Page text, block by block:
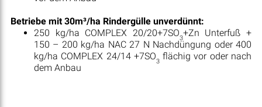
Betriebe mit 30m³/ha Rindergülle unverdünnt:
250 kg/ha COMPLEX 20/20+7SO3+Zn Unterfuß +
150 – 200 kg/ha NAC 27 N Nachdüngung oder 400
kg/ha COMPLEX 24/14 +7SO3 flächig vor oder nach
dem Anbau